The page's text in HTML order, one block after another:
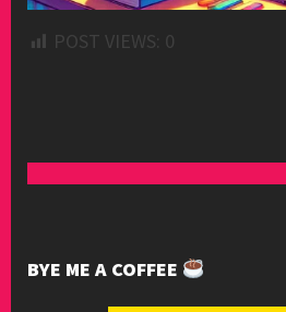
POST VIEWS: 0
BYE ME A COFFEE